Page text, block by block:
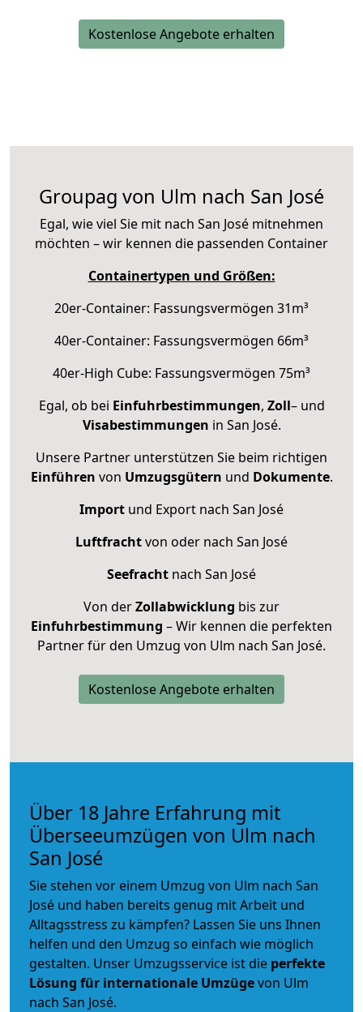
Kostenlose Angebote erhalten
Groupag von Ulm nach San José
Egal, wie viel Sie mit nach San José mitnehmen
möchten – wir kennen die passenden Container
Containertypen und Größen:
20er-Container: Fassungsvermögen 31m³
40er-Container: Fassungsvermögen 66m³
40er-High Cube: Fassungsvermögen 75m³
Egal, ob bei Einfuhrbestimmungen, Zoll– und
Visabestimmungen in San José.
Unsere Partner unterstützen Sie beim richtigen
Einführen von Umzugsgütern und Dokumente.
Import und Export nach San José
Luftfrachtvon oder nach San José
Seefracht nach San José
Von derZollabwicklung bis zur
Einfuhrbestimmung – Wir kennen die perfekten
Partner für den Umzug von Ulm nach San José.
Kostenlose Angebote erhalten
Über 18 Jahre Erfahrung mit
Überseeumzügen von Ulm nach
San José
Sie stehen vor einem Umzug von Ulm nach San
José und haben bereits genug mit Arbeit und
Alltagsstress zu kämpfen? Lassen Sie uns Ihnen
helfen und den Umzug so einfach wie möglich
gestalten. Unser Umzugsservice ist die perfekte
Lösung für internationale Umzügevon Ulm
nach San José.